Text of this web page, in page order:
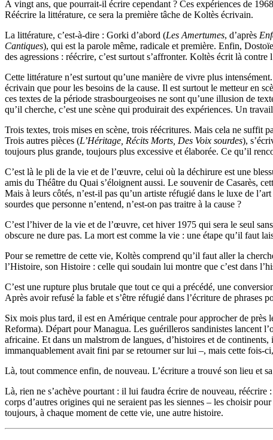
À vingt ans, que pourrait-il écrire cependant ? Ces expériences de
Réécrire la littérature, ce sera la première tâche de Koltès écrivain.
La littérature, c’est-à-dire : Gorki d’abord (Les Amertumes, d’après
Cantiques), qui est la parole même, radicale et première. Enfin,
des agressions : réécrire, c’est surtout s’affronter. Koltès écrit là
Cette littérature n’est surtout qu’une manière de vivre plus
écrivain que pour les besoins de la cause. Il est surtout le metteur en
ces textes de la période strasbourgeoises ne sont qu’une illusion de
qu’il cherche, c’est une scène qui produirait des expériences. Un
Trois textes, trois mises en scène, trois réécritures. Mais cela ne suffit
Trois autres pièces (L’Héritage, Récits Morts, Des Voix sourdes),
toujours plus grande, toujours plus excessive et élaborée. Ce qu’il
C’est là le pli de la vie et de l’œuvre, celui où la déchirure est une
amis du Théâtre du Quai s’éloignent aussi. Le souvenir de Casarès,
Mais à leurs côtés, n’est-il pas qu’un artiste réfugié dans le luxe de
sourdes que personne n’entend, n’est-on pas traitre à la cause ?
C’est l’hiver de la vie et de l’œuvre, cet hiver 1975 qui sera le seul
obscure ne dure pas. La mort est comme la vie : une étape qu’il faut
Pour se remettre de cette vie, Koltès comprend qu’il faut aller la
l’Histoire, son Histoire : celle qui soudain lui montre que c’est dans
C’est une rupture plus brutale que tout ce qui a précédé, une
Après avoir refusé la fable et s’être réfugié dans l’écriture de phrases
Six mois plus tard, il est en Amérique centrale pour approcher de près
Reforma). Départ pour Managua. Les guérilleros sandinistes lancent
africaine. Et dans un malstrom de langues, d’histoires et de
immanquablement avait fini par se retourner sur lui –, mais cette fois-
Là, tout commence enfin, de nouveau. L’écriture a trouvé son lieu et
Là, rien ne s’achève pourtant : il lui faudra écrire de nouveau, réécrire
corps d’autres origines qui ne seraient pas les siennes – les choisir
toujours, à chaque moment de cette vie, une autre histoire.